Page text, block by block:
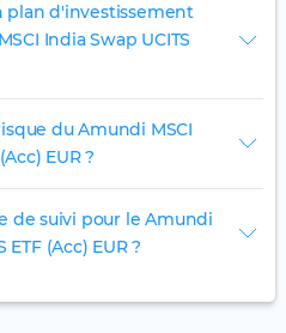
plan d'investissement
India Swap UCITS
du Amundi MSCI
EUR ?
de suivi pour le Amundi
ETF (Acc) EUR ?